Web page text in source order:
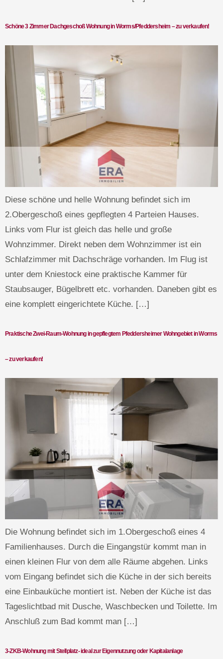
Schöne 3 Zimmer Dachgeschoß Wohnung in Worms/Pfeddersheim – zu verkaufen!
Diese schöne und helle Wohnung befindet sich im
2.Obergeschoß eines gepflegten 4 Parteien Hauses.
Links vom Flur ist gleich das helle und große
Wohnzimmer. Direkt neben dem Wohnzimmer ist ein
Schlafzimmer mit Dachschräge vorhanden. Im Flug ist
unter dem Kniestock eine praktische Kammer für
Staubsauger, Bügelbrett etc. vorhanden. Daneben gibt es
eine komplett eingerichtete Küche. […]
Praktische Zwei-Raum-Wohnung in gepflegtem Pfeddersheimer Wohngebiet in Worms
– zu verkaufen!
Die Wohnung befindet sich im 1.Obergeschoß eines 4
Familienhauses. Durch die Eingangstür kommt man in
einen kleinen Flur von dem alle Räume abgehen. Links
vom Eingang befindet sich die Küche in der sich bereits
eine Einbauküche montiert ist. Neben der Küche ist das
Tageslichtbad mit Dusche, Waschbecken und Toilette. Im
Anschluß zum Bad kommt man […]
3-ZKB-Wohnung mit Stellplatz- ideal zur Eigennutzung oder Kapitalanlage